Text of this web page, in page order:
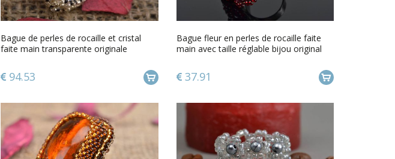
Bague de perles de rocaille et cristal
faite main transparente originale
94.53
Bague fleur en perles de rocaille faite
main avec taille réglable bijou original
37.91